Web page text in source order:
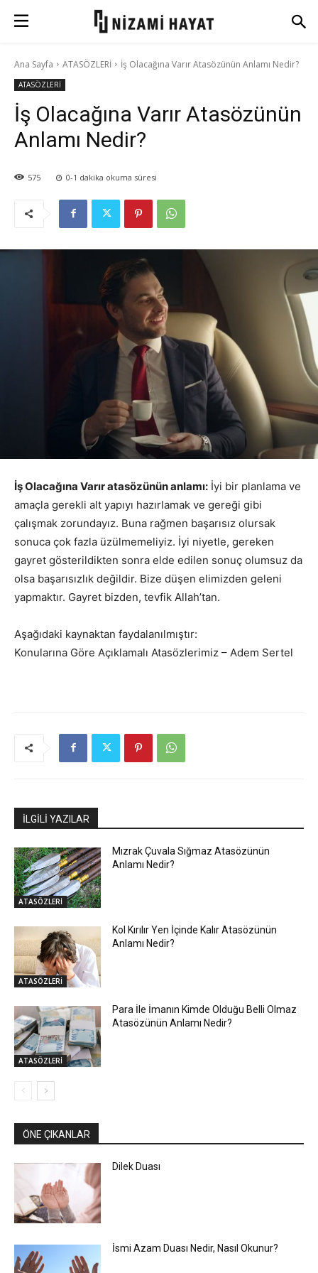
Ana Sayfa ATASÖZLERİ İş Olacağına Varır Atasözünün Anlamı Nedir?
ATASÖZLERİ
İş Olacağına Varır Atasözünün
Anlamı Nedir?
575 0-1 dakika okuma süresi
İş Olacağına Varır atasözünün anlamı: İyi bir planlama ve
amaçla gerekli alt yapıyı hazırlamak ve gereği gibi
çalışmak zorundayız. Buna rağmen başarısız olursak
sonuca çok fazla üzülmemeliyiz. İyi niyetle, gereken
gayret gösterildikten sonra elde edilen sonuç olumsuz da
olsa başarısızlık değildir. Bize düşen elimizden geleni
yapmaktır. Gayret bizden, tevfik Allah’tan.
Aşağıdaki kaynaktan faydalanılmıştır:
Konularına Göre Açıklamalı Atasözlerimiz – Adem Sertel
İLGİLİ YAZILAR
ATASÖZLERİ
Mızrak Çuvala Sığmaz Atasözünün
Anlamı Nedir?
ATASÖZLERİ
Kol Kırılır Yen İçinde Kalır Atasözünün
Anlamı Nedir?
ATASÖZLERİ
Para İle İmanın Kimde Olduğu Belli Olmaz
Atasözünün Anlamı Nedir?
ÖNE ÇIKANLAR
Dilek Duası
İsmi Azam Duası Nedir, Nasıl Okunur?